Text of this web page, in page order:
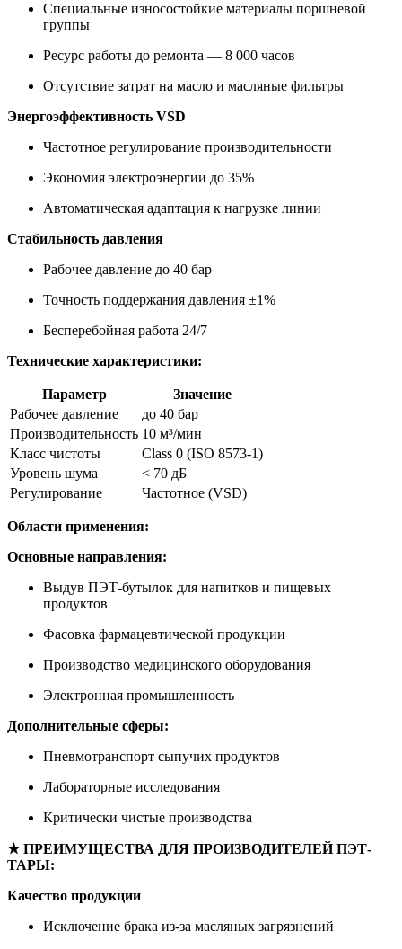
Специальные износостойкие материалы поршневой
группы
Ресурс работы до ремонта — 8 000 часов
Отсутствие затрат на масло и масляные фильтры
Энергоэффективность VSD
Частотное регулирование производительности
Экономия электроэнергии до 35%
Автоматическая адаптация к нагрузке линии
Стабильность давления
Рабочее давление до 40 бар
Точность поддержания давления ±1%
Бесперебойная работа 24/7
Технические характеристики:
Параметр
Значение
Рабочее давление
до 40 бар
Производительность 10 м³/мин
Класс чистоты
Class 0 (ISO 8573-1)
Уровень шума
< 70 дБ
Регулирование
Частотное (VSD)
Области применения:
Основные направления:
Выдув ПЭТ-бутылок для напитков и пищевых
продуктов
Фасовка фармацевтической продукции
Производство медицинского оборудования
Электронная промышленность
Дополнительные сферы:
Пневмотранспорт сыпучих продуктов
Лабораторные исследования
Критически чистые производства
★ ПРЕИМУЩЕСТВА ДЛЯ ПРОИЗВОДИТЕЛЕЙ ПЭТ-
ТАРЫ:
Качество продукции
Исключение брака из-за масляных загрязнений